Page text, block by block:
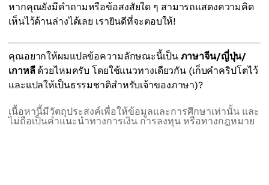
หากคุณยังมีคำถามหรือข้อสงสัยใด ๆ สามารถแสดงความคิด
เห็นไว้ด้านล่างได้เลย เรายินดีที่จะตอบให้!
คุณอยากให้ผมแปลข้อความลักษณะนี้เป็น ภาษาจีน/ญี่ปุ่น/
เกาหลีด้วยไหมครับ โดยใช้แนวทางเดียวกัน (เก็บคำคริปโตไว้
และแปลให้เป็นธรรมชาติสำหรับเจ้าของภาษา)?
เนื้อหานี้มีวัตถุประสงค์เพื่อให้ข้อมูลและการศึกษาเท่านั้น และ
ไม่ถือเป็นคำแนะนำทางการเงิน การลงทุน หรือทางกฎหมาย